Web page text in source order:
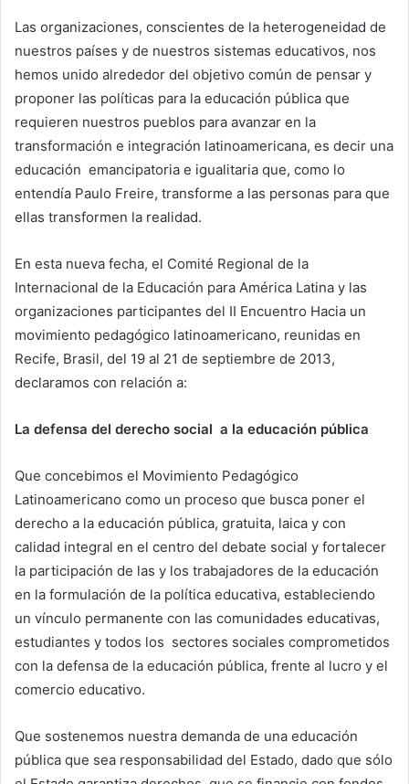
Las organizaciones, conscientes de la heterogeneidad de
nuestros países y de nuestros sistemas educativos, nos
hemos unido alrededor del objetivo común de pensar y
proponer las políticas para la educación pública que
requieren nuestros pueblos para avanzar en la
transformación e integración latinoamericana, es decir una
educación emancipatoria e igualitaria que, como lo
entendía Paulo Freire, transforme a las personas para que
ellas transformen la realidad.
En esta nueva fecha, el Comité Regional de la
Internacional de la Educación para América Latina y las
organizaciones participantes del II Encuentro Hacia un
movimiento pedagógico latinoamericano, reunidas en
Recife, Brasil, del 19 al 21 de septiembre de 2013,
declaramos con relación a:
La defensa del derecho social a la educación pública
Que concebimos el Movimiento Pedagógico
Latinoamericano como un proceso que busca poner el
derecho a la educación pública, gratuita, laica y con
calidad integral en el centro del debate social y fortalecer
la participación de las y los trabajadores de la educación
en la formulación de la política educativa, estableciendo
un vínculo permanente con las comunidades educativas,
estudiantes y todos los sectores sociales comprometidos
con la defensa de la educación pública, frente al lucro y el
comercio educativo.
Que sostenemos nuestra demanda de una educación
pública que sea responsabilidad del Estado, dado que sólo